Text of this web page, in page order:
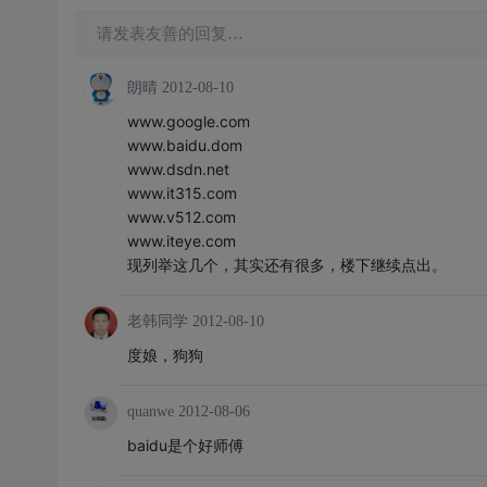
请发表友善的回复…
朗晴 2012-08-10
www.google.com
www.baidu.dom
www.dsdn.net
www.it315.com
www.v512.com
www.iteye.com
现列举这几个，其实还有很多，楼下继续点出。
老韩同学 2012-08-10
度娘，狗狗
quanwe 2012-08-06
baidu是个好师傅